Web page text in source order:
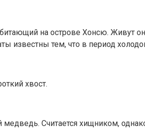
на острове Хонсю. Живут
известны тем, что в период
хвост.
Считается хищником,